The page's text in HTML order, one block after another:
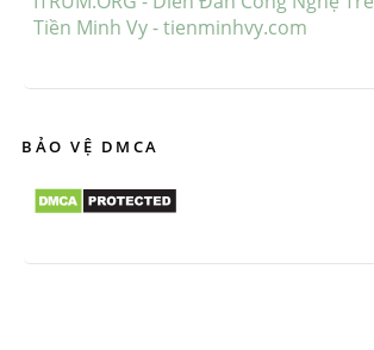
Tiền Minh Vy - tienminhvy.com
BẢO VỆ DMCA